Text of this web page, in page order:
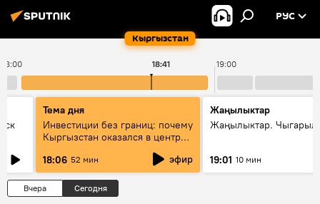
Кыргызстан
РУС
18:00 19:00
18:41
Тема дня
Инвестиции без границ: почему
Кыргызстан оказался в центре
18:06 52 мин эфир
Жаңылыктар
Жаңылыктар.
19:01 10 мин
Вчера Сегодня